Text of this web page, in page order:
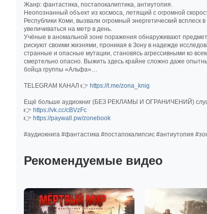
Жанр: фантастика, постапокалиптика, антиутопия.
Неопознанный объект из космоса, летящий с огромной
Республики Коми, вызвали огромный энергетический
увеличиваться на метр в день.
Учёные в аномальной зоне поражения обнаруживают
рискуют своими жизнями, проникая в Зону в надежде
странные и опасные мутации, становясь агрессивными ко
смертельно опасно. Выжить здесь крайне сложно даже
бойца группы «Альфа»…
TELEGRAM КАНАЛ 👉 https://t.me/zona_knig
Ещё больше аудиокниг (БЕЗ РЕКЛАМЫ И ОГРАНИЧЕНИЙ)
👉 https://vk.cc/cBVzFc
👉 https://paywall.pw/zonebook
#аудиокнига #фантастика #постапокалипсис #антиутопия
Рекомендуемые видео